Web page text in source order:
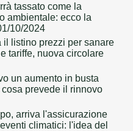
tassato come la
ambientale: ecco la
10/2024
il listino prezzi per sanare
tariffe, nuova circolare
un aumento in busta
prevede il rinnovo
arriva l'assicurazione
climatici: l'idea del